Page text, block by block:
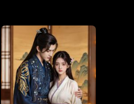
34 Episod 35 Episod 36